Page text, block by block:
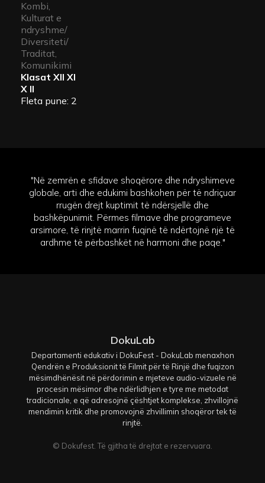
Kombi,
Kulturat e
ndryshme/
Diversiteti/
Traditat,
Komunikimi
Klasat XII XI
X II
Fleta pune: 2
"Në zemrën e sfidave shoqërore dhe ndryshimeve
globale, arti dhe edukimi bashkohen për të ndriçuar
rrugën drejt kuptimit të ndërsjellë dhe
bashkëpunimit. Përmes filmave dhe programeve
arsimore, të rinjtë marrin fuqinë të ndërtojnë një të
ardhme të përbashkët në harmoni dhe paqe."
DokuLab
Departamenti edukativ i DokuFest - DokuLab menaxhon
Qendrën e Produksionit të Filmit për të Rinjë dhe fuqizon
mësimdhënësit në përdorimin e mjeteve audio-vizuele në
procesin mësimor dhe ndërlidhjen e tyre me metodat
tradicionale, e që adresojnë çështjet komplekse, zhvillojnë
mendimin kritik dhe promovojnë zhvillimin shoqëror tek të
rinjtë.
© Dokufest. Të gjitha të drejtat e rezervuara.